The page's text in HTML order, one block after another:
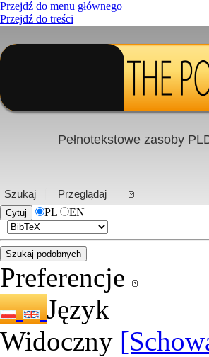
Przejdź do menu głównego
Przejdź do treści
Pełnotekstowe zasoby
Szukaj
Przeglądaj
PL
EN
Preferencje
Język
Widoczny